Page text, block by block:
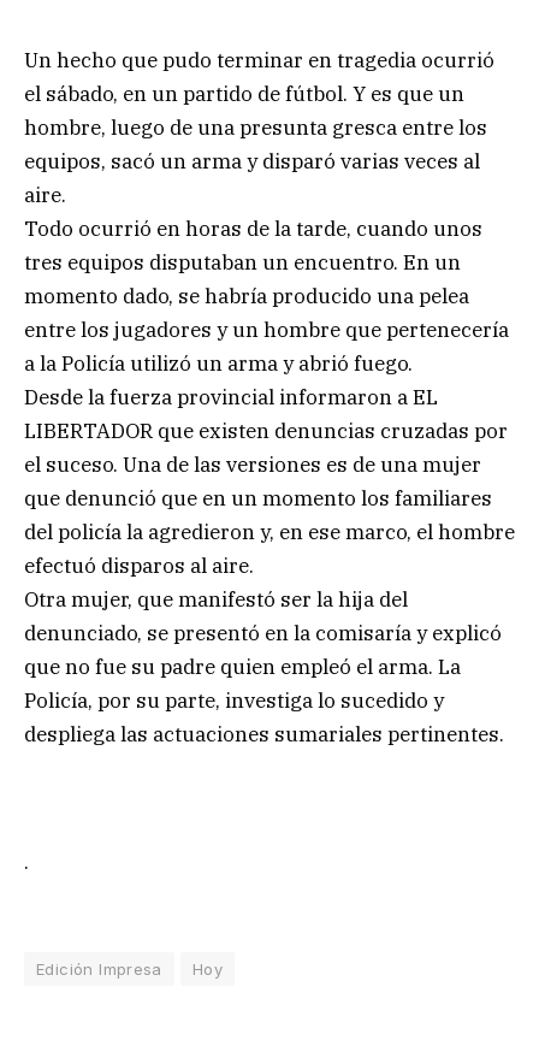
Un hecho que pudo terminar en tragedia ocurrió
el sábado, en un partido de fútbol. Y es que un
hombre, luego de una presunta gresca entre los
equipos, sacó un arma y disparó varias veces al
aire.
Todo ocurrió en horas de la tarde, cuando unos
tres equipos disputaban un encuentro. En un
momento dado, se habría producido una pelea
entre los jugadores y un hombre que pertenecería
a la Policía utilizó un arma y abrió fuego.
Desde la fuerza provincial informaron a EL
LIBERTADOR que existen denuncias cruzadas por
el suceso. Una de las versiones es de una mujer
que denunció que en un momento los familiares
del policía la agredieron y, en ese marco, el hombre
efectuó disparos al aire.
Otra mujer, que manifestó ser la hija del
denunciado, se presentó en la comisaría y explicó
que no fue su padre quien empleó el arma. La
Policía, por su parte, investiga lo sucedido y
despliega las actuaciones sumariales pertinentes.
.
Edición Impresa Hoy